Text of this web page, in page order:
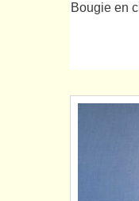
Bougie en